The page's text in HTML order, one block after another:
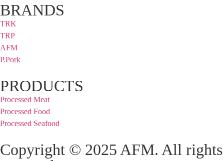
BRANDS
TRK
TRP
AFM
P.Pork
PRODUCTS
Processed Meat
Processed Food
Processed Seafood
Copyright © 2025 AFM. All rights